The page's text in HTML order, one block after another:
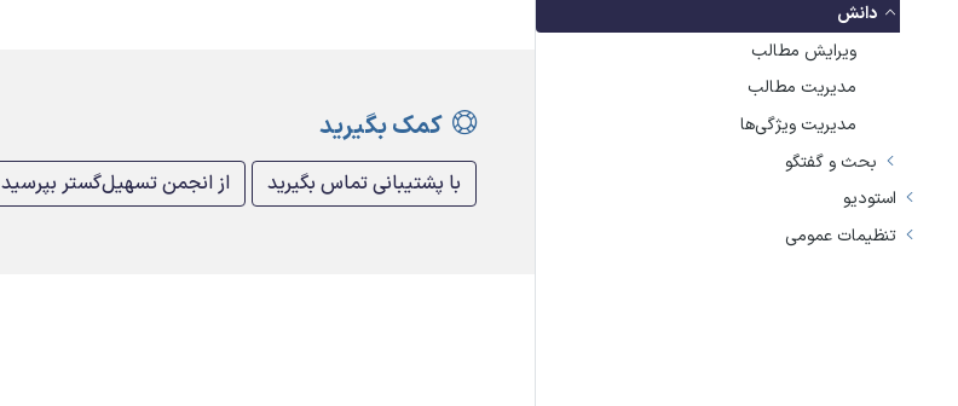
دانش
ویرایش مطالب
مدیریت مطالب
مدیریت ویژگی‌ها
بحث و گفتگو
استودیو
تنظیمات عمومی
کمک بگیرید
با پشتیبانی تماس بگیرید از انجمن تسهیل‌گستر بپرسید